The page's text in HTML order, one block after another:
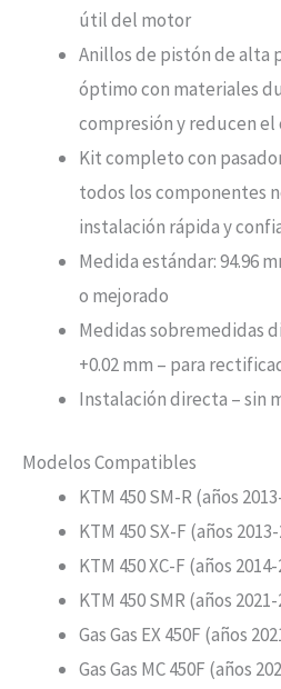
útil del motor
Anillos de pistón de alta
óptimo con materiales
compresión y reducen
Kit completo con
todos los componentes
instalación rápida y
Medida estándar: 94.96
o mejorado
Medidas sobremedidas
+0.02 mm – para
Instalación directa – sin
Modelos Compatibles
KTM 450 SM-R (años
KTM 450 SX-F (años
KTM 450 XC-F (años
KTM 450 SMR (años
Gas Gas EX 450F (años
Gas Gas MC 450F (años